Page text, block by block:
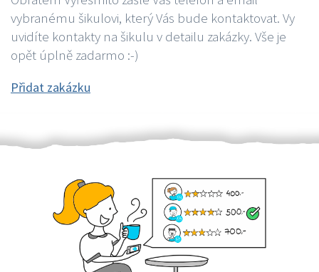
vybranému šikulovi, který Vás bude kontaktovat. Vy
uvidíte kontakty na šikulu v detailu zakázky. Vše je
opět úplně zadarmo :-)
Přidat zakázku